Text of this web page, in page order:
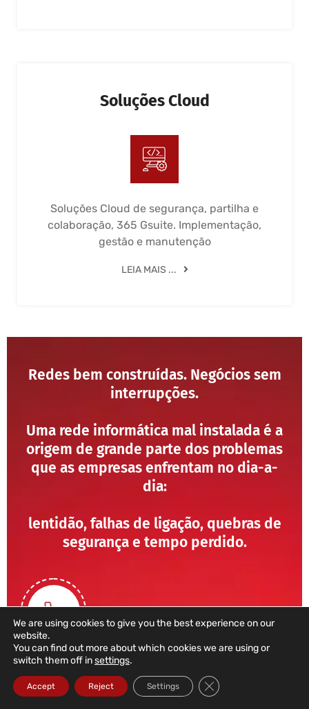
Soluções Cloud
Soluções Cloud de segurança, partilha e
colaboração, 365 Gsuite. Implementação,
gestão e manutenção
LEIA MAIS ...
Redes bem construídas. Negócios sem
interrupções.
Uma rede informática mal instalada é a
origem de grande parte dos problemas
que as empresas enfrentam no dia-a-
dia:
lentidão, falhas de ligação, quebras de
segurança e tempo perdido.
211 459 950
We are using cookies to give you the best experience on our
website.
You can find out more about which cookies we are using or
switch them off insettings.
Accept Reject Settings Close GDPR Cookie